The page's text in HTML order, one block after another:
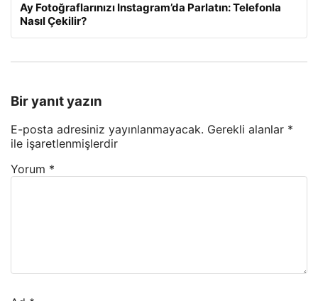
Ay Fotoğraflarınızı Instagram’da Parlatın: Telefonla
Nasıl Çekilir?
Bir yanıt yazın
E-posta adresiniz yayınlanmayacak. Gerekli alanlar *
ile işaretlenmişlerdir
Yorum *